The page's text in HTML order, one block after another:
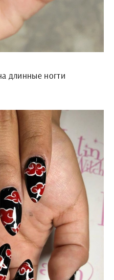
длинные ногти